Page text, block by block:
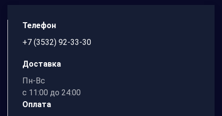
Телефон
+7 (3532) 92-33-30
Доставка
Пн-Вc
с 11:00 до 24:00
Оплата